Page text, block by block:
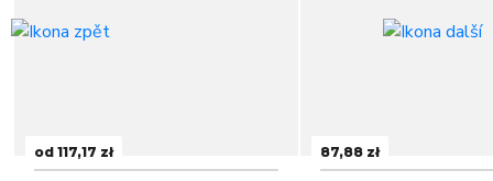
od 117,17 zł 87,88 zł